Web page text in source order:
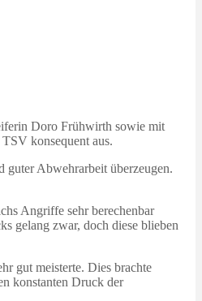
Doro Frühwirth sowie mit
konsequent aus.
guter Abwehrarbeit überzeugen.
Angriffe sehr berechenbar
gelang zwar, doch diese blieben
gut meisterte. Dies brachte
konstanten Druck der